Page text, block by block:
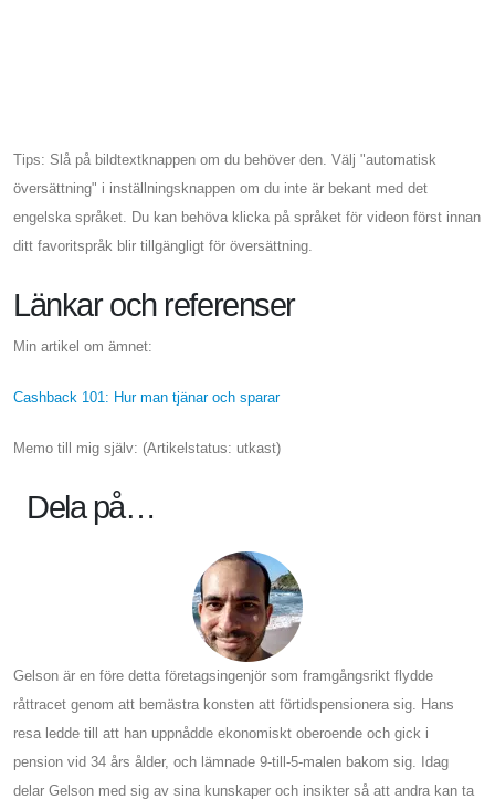
Tips: Slå på bildtextknappen om du behöver den. Välj "automatisk
översättning" i inställningsknappen om du inte är bekant med det
engelska språket. Du kan behöva klicka på språket för videon först innan
ditt favoritspråk blir tillgängligt för översättning.
Länkar och referenser
Min artikel om ämnet:
Cashback 101: Hur man tjänar och sparar
Memo till mig själv: (Artikelstatus: utkast)
Dela på…
Gelson är en före detta företagsingenjör som framgångsrikt flydde
råttracet genom att bemästra konsten att förtidspensionera sig. Hans
resa ledde till att han uppnådde ekonomiskt oberoende och gick i
pension vid 34 års ålder, och lämnade 9-till-5-malen bakom sig. Idag
delar Gelson med sig av sina kunskaper och insikter så att andra kan ta